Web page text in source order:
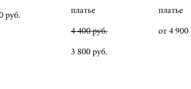
pуб.
платье
4 400 pуб.
3 800 pуб.
платье
от 4 900